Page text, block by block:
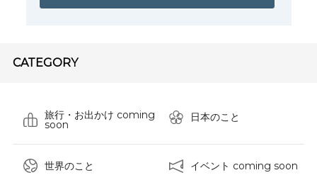
CATEGORY
旅行・お出かけ coming
soon
日本のこと
世界のこと イベント coming soon